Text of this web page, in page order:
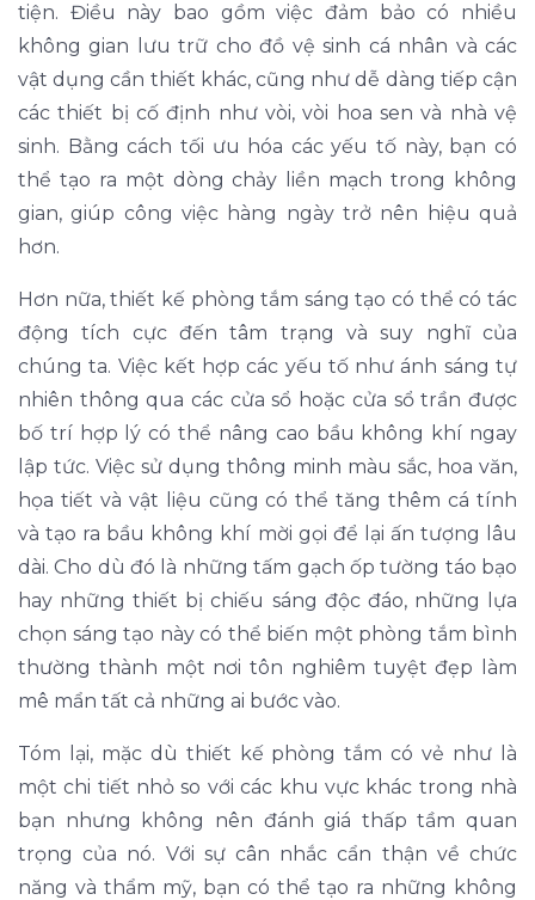
tiện. Điều này bao gồm việc đảm bảo có nhiều
không gian lưu trữ cho đồ vệ sinh cá nhân và các
vật dụng cần thiết khác, cũng như dễ dàng tiếp cận
các thiết bị cố định như vòi, vòi hoa sen và nhà vệ
sinh. Bằng cách tối ưu hóa các yếu tố này, bạn có
thể tạo ra một dòng chảy liền mạch trong không
gian, giúp công việc hàng ngày trở nên hiệu quả
hơn.
Hơn nữa, thiết kế phòng tắm sáng tạo có thể có tác
động tích cực đến tâm trạng và suy nghĩ của
chúng ta. Việc kết hợp các yếu tố như ánh sáng tự
nhiên thông qua các cửa sổ hoặc cửa sổ trần được
bố trí hợp lý có thể nâng cao bầu không khí ngay
lập tức. Việc sử dụng thông minh màu sắc, hoa văn,
họa tiết và vật liệu cũng có thể tăng thêm cá tính
và tạo ra bầu không khí mời gọi để lại ấn tượng lâu
dài. Cho dù đó là những tấm gạch ốp tường táo bạo
hay những thiết bị chiếu sáng độc đáo, những lựa
chọn sáng tạo này có thể biến một phòng tắm bình
thường thành một nơi tôn nghiêm tuyệt đẹp làm
mê mẩn tất cả những ai bước vào.
Tóm lại, mặc dù thiết kế phòng tắm có vẻ như là
một chi tiết nhỏ so với các khu vực khác trong nhà
bạn nhưng không nên đánh giá thấp tầm quan
trọng của nó. Với sự cân nhắc cẩn thận về chức
năng và thẩm mỹ, bạn có thể tạo ra những không